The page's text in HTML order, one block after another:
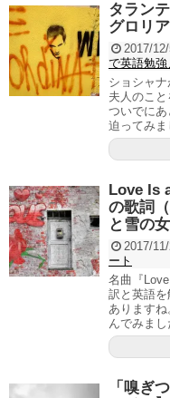
タラン
グロリ
2017/
で英語勉強
ショシャ
夫人のこと
ついでに
迫ってみま
Love Is
の歌詞
と雪の女
2017/
ート
名曲『
訳と英語
あります
んでみまし
「嗅ぎ